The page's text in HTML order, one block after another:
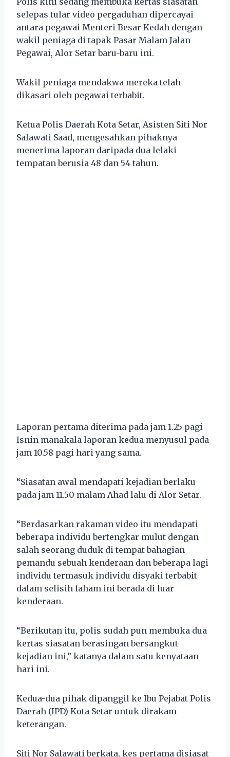
selepas tular video pergaduhan dipercayai
antara pegawai Menteri Besar Kedah dengan
wakil peniaga di tapak Pasar Malam Jalan
Pegawai, Alor Setar baru-baru ini.
Wakil peniaga mendakwa mereka telah
dikasari oleh pegawai terbabit.
Ketua Polis Daerah Kota Setar, Asisten Siti Nor
Salawati Saad, mengesahkan pihaknya
menerima laporan daripada dua lelaki
tempatan berusia 48 dan 54 tahun.
Laporan pertama diterima pada jam 1.25 pagi
Isnin manakala laporan kedua menyusul pada
jam 10.58 pagi hari yang sama.
“Siasatan awal mendapati kejadian berlaku
pada jam 11.50 malam Ahad lalu di Alor Setar.
“Berdasarkan rakaman video itu mendapati
beberapa individu bertengkar mulut dengan
salah seorang duduk di tempat bahagian
pemandu sebuah kenderaan dan beberapa lagi
individu termasuk individu disyaki terbabit
dalam selisih faham ini berada di luar
kenderaan.
“Berikutan itu, polis sudah pun membuka dua
kertas siasatan berasingan bersangkut
kejadian ini,” katanya dalam satu kenyataan
hari ini.
Kedua-dua pihak dipanggil ke Ibu Pejabat Polis
Daerah (IPD) Kota Setar untuk dirakam
keterangan.
Siti Nor Salawati berkata, kes pertama disiasat